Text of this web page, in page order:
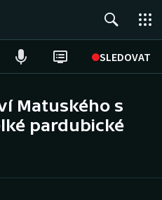
SLEDOVAT
Matuského s
pardubické